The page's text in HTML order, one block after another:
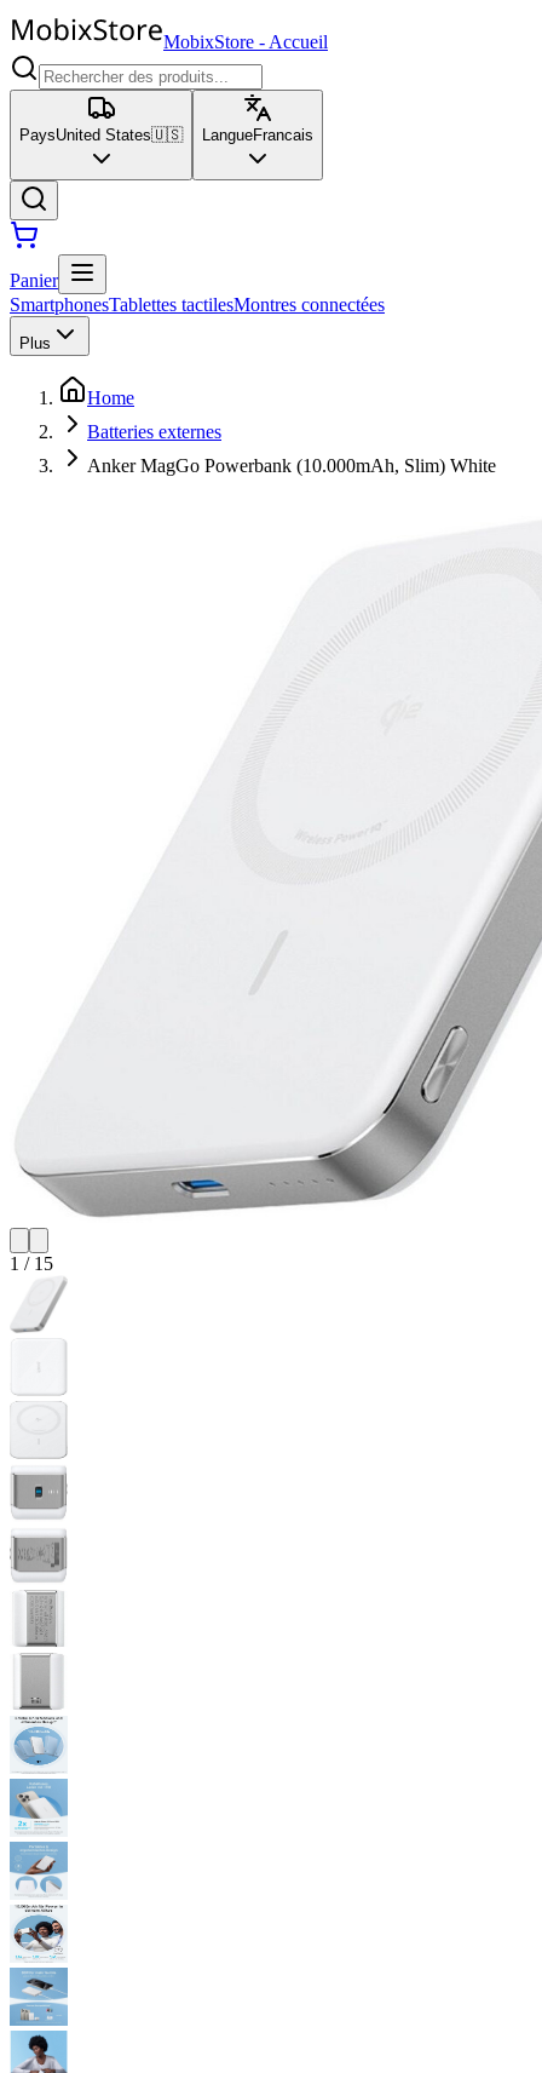
MobixStore - Accueil
PaysUnited States🇺🇸 LangueFrancais
Panier
SmartphonesTablettes tactilesMontres connectées
Plus
Home
Batteries externes
Anker MagGo Powerbank (10.000mAh, Slim) White
1 / 15